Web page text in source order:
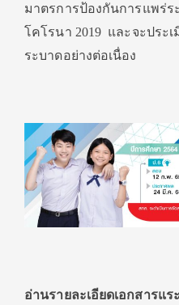
มาตรการป้องกันการแพร่ร
โคโรนา 2019 และจะประ
ระบาดอย่างต่อเนื่อง
อ่านรายละเอียดเอกสารแ